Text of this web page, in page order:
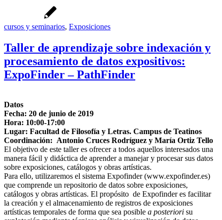
cursos y seminarios, Exposiciones
Taller de aprendizaje sobre indexación y
procesamiento de datos expositivos:
ExpoFinder – PathFinder
Datos
Fecha: 20 de junio de 2019
Hora: 10:00-17:00
Lugar: Facultad de Filosofía y Letras. Campus de Teatinos
Coordinación: Antonio Cruces Rodríguez y María Ortiz Tello
El objetivo de este taller es ofrecer a todos aquellos interesados una
manera fácil y didáctica de aprender a manejar y procesar sus datos
sobre exposiciones, catálogos y obras artísticas.
Para ello, utilizaremos el sistema Expofinder (www.expofinder.es)
que comprende un repositorio de datos sobre exposiciones,
catálogos y obras artísticas. El propósito de Expofinder es facilitar
la creación y el almacenamiento de registros de exposiciones
artísticas temporales de forma que sea posible a posteriori su